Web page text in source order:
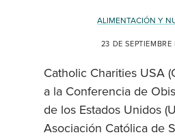
ALIMENTACIÓN Y
23 DE SEPTIEMBRE
Catholic Charities USA
a la Conferencia de
de los Estados Unidos
Asociación Católica de